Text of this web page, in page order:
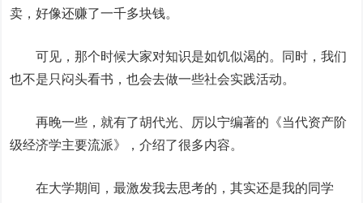
卖，好像还赚了一千多块钱。
可见，那个时候大家对知识是如饥似渴的。
同时，我们
也不是只闷头看书，也会去做一些社会实践活动。
再晚一些，就有了胡代光、厉以宁编著的《当代资产阶
级经济学主要流派》，介绍了很多内容。
在大学期间，最激发我去思考的，其实还是我的同学